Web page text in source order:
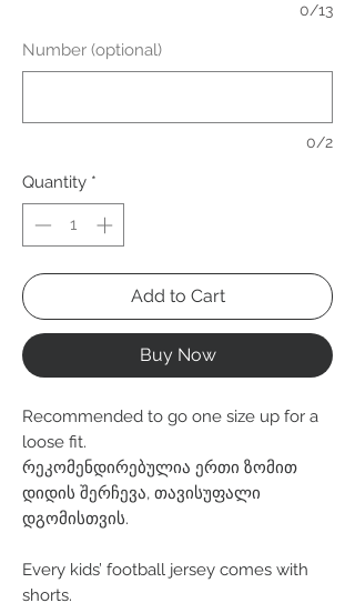
0/13
Number (optional)
0/2
Quantity *
Add to Cart
Buy Now
Recommended to go one size up for a
loose fit.
რეკომენდირებულია ერთი ზომით
დიდის შერჩევა, თავისუფალი
დგომისთვის.
Every kids’ football jersey comes with
shorts.